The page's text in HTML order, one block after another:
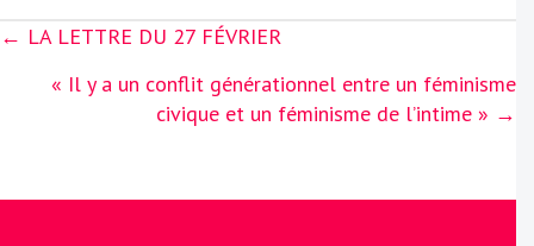
Posts
← LA LETTRE DU 27 FÉVRIER
« Il y a un conflit générationnel entre un féminisme
civique et un féminisme de l’intime » →